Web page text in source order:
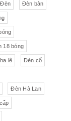
Đèn Đèn bàn
18 bóng
lê Đèn cổ
Đèn Hà Lan